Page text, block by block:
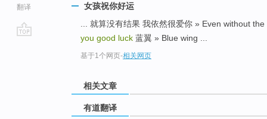
翻译
女孩祝你好运
... 就算没有结果 我依然很爱你 » Even without
you good luck 蓝翼 » Blue wing ...
基于1个网页-相关网页
相关文章
有道翻译